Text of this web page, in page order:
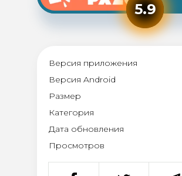
5.9
Версия приложения
Версия Android
Размер
Категория
Дата обновления
Просмотров